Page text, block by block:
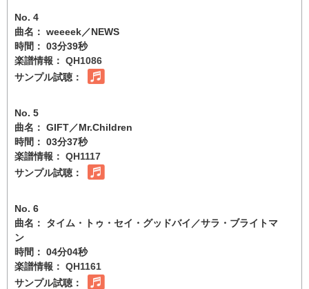
No. 4
曲名： weeeek／NEWS
時間： 03分39秒
楽譜情報： QH1086
サンプル試聴：
No. 5
曲名： GIFT／Mr.Children
時間： 03分37秒
楽譜情報： QH1117
サンプル試聴：
No. 6
曲名： タイム・トゥ・セイ・グッドバイ／サラ・ブライトマ
ン
時間： 04分04秒
楽譜情報： QH1161
サンプル試聴：